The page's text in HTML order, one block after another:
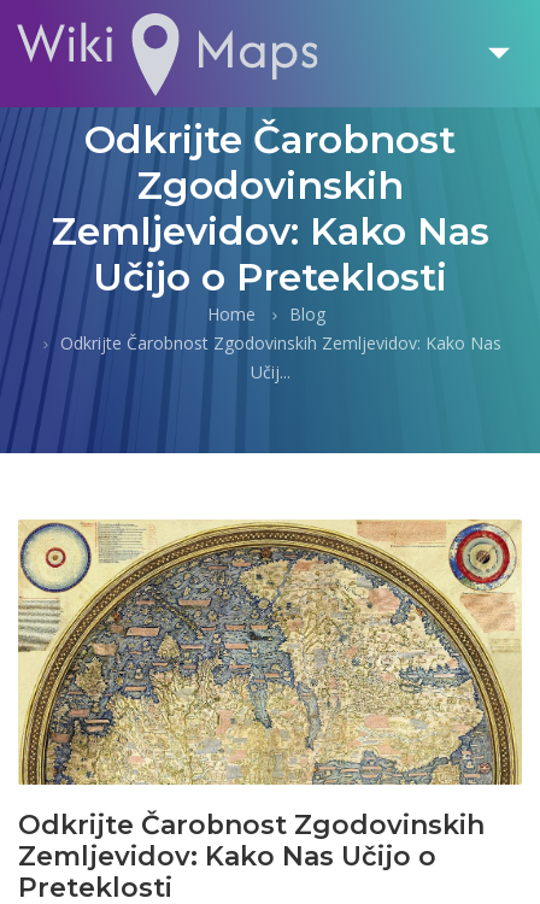
Odkrijte Čarobnost
Zgodovinskih
Zemljevidov: Kako Nas
Učijo o Preteklosti
Home
Blog
Odkrijte Čarobnost Zgodovinskih Zemljevidov: Kako Nas
Učij...
Odkrijte Čarobnost Zgodovinskih
Zemljevidov: Kako Nas Učijo o
Preteklosti